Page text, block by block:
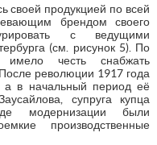
своей продукцией по всей
брендом своего
с ведущими
(см. рисунок 5). По
имело честь снабжать
революции 1917 года
а в начальный период её
супруга купца
модернизации были
производственные